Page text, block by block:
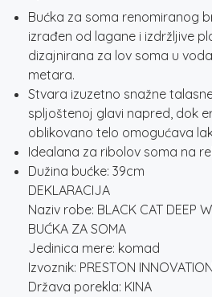
Bućka za soma renomiranog
izrađen od lagane i izdržljive
dizajnirana za lov soma u
metara.
Stvara izuzetno snažne
spljoštenoj glavi napred, dok
oblikovano telo omogućava
Idealana za ribolov soma na
Dužina bućke: 39cm
DEKLARACIJA
Naziv robe: BLACK CAT DEEP
BUĆKA ZA SOMA
Jedinica mere: komad
Izvoznik: PRESTON
Država porekla: KINA